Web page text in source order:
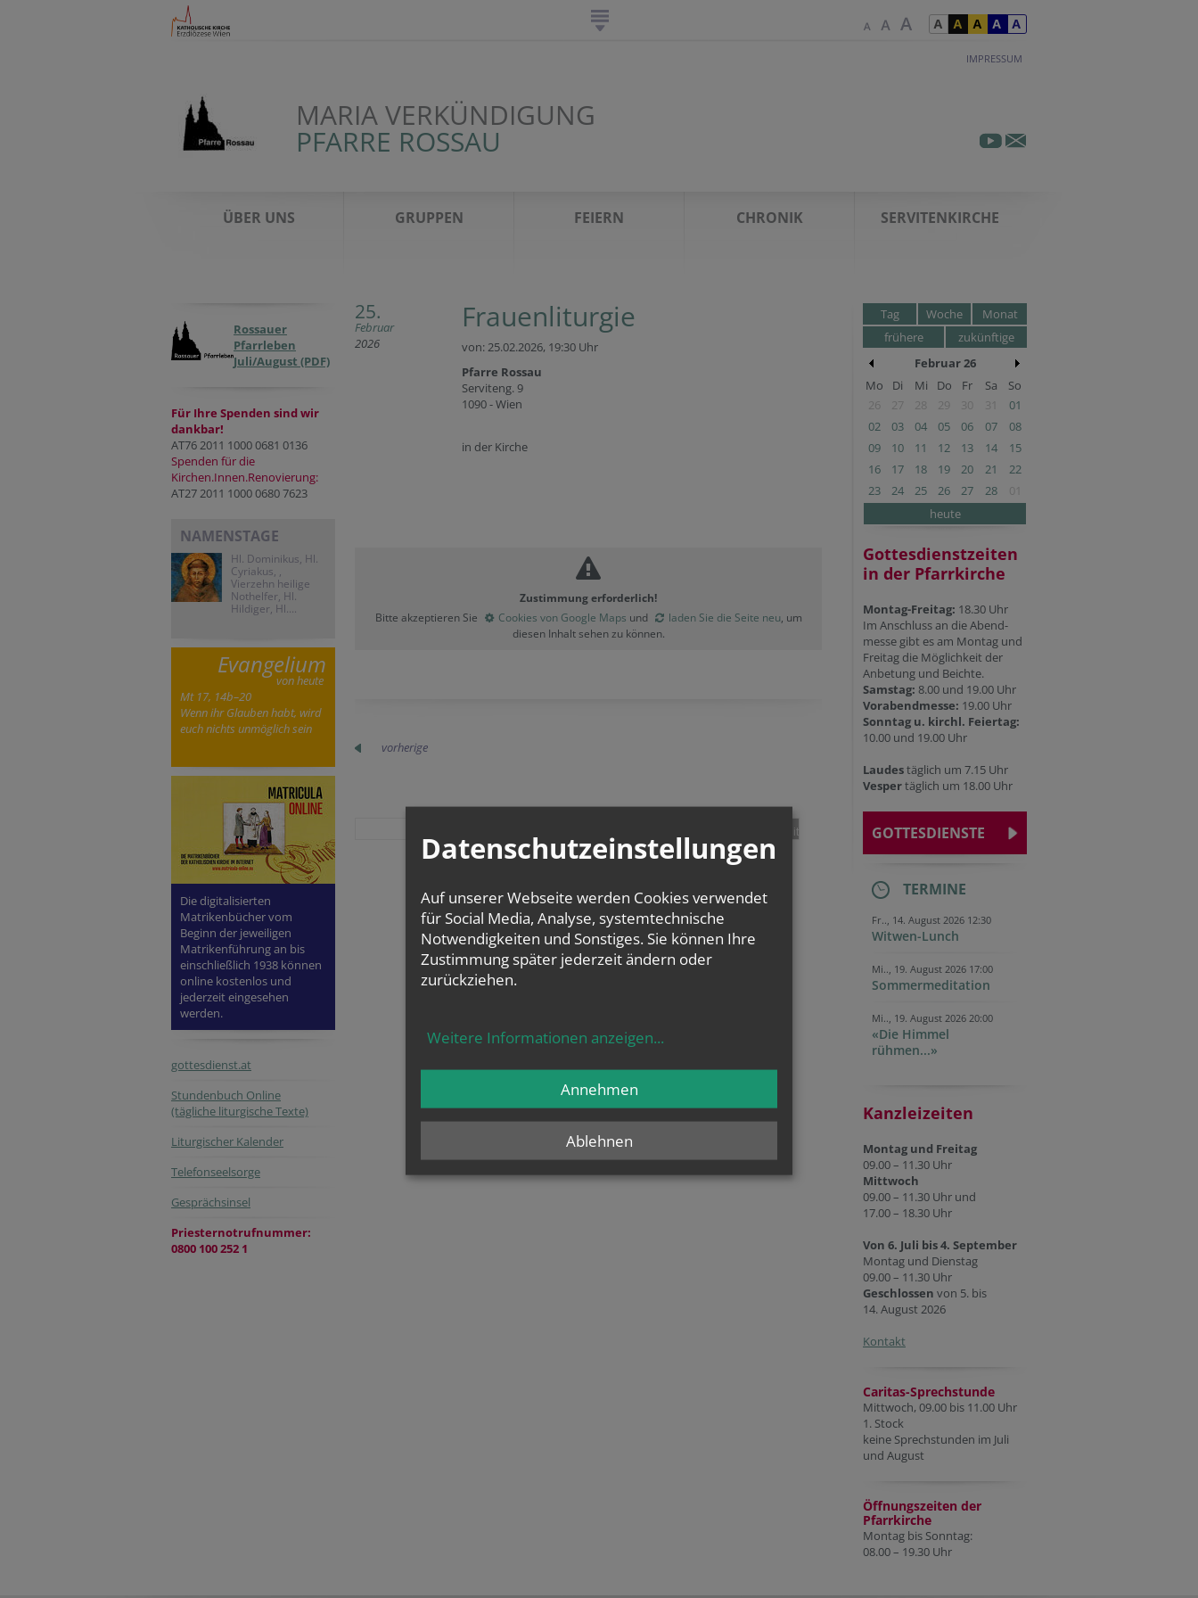
IMPRESSUM
MARIA VERKÜNDIGUNG
PFARRE ROSSAU
ÜBER UNS GRUPPEN FEIERN CHRONIK SERVITENKIRCHE
Rossauer
Pfarrleben
Juli/August (PDF)
Für Ihre Spenden sind wir
dankbar!
AT76 2011 1000 0681 0136
Spenden für die
Kirchen.Innen.Renovierung:
AT27 2011 1000 0680 7623
NAMENSTAGE
Hl. Dominikus, Hl.
Cyriakus, ,
Vierzehn heilige
Nothelfer, Hl.
Hildiger, Hl....
Evangelium
von heute
Mt 17, 14b–20
Wenn ihr Glauben habt, wird
euch nichts unmöglich sein
Die digitalisierten
Matrikenbücher vom
Beginn der jeweiligen
Matrikenführung an bis
einschließlich 1938 können
online kostenlos und
jederzeit eingesehen
werden.
gottesdienst.at
Stundenbuch Online
(tägliche liturgische Texte)
Liturgischer Kalender
Telefonseelsorge
Gesprächsinsel
Priesternotrufnummer:
0800 100 252 1
25.
Februar
2026
Frauenliturgie
von: 25.02.2026, 19:30 Uhr
Pfarre Rossau
Serviteng. 9
1090 - Wien
in der Kirche
Zustimmung erforderlich!
Bitte akzeptieren Sie
Cookies von Google Maps und laden Sie die Seite neu, um
diesen Inhalt sehen zu können.
vorherige
pin it
Tag Woche
Monat
frühere
zukünftige
Februar 26
Mo
Di Mi Do Fr Sa
So
26
27 28 29 30 31
01
02
03 04 05 06 07
08
09
10 11 12 13 14
15
16
17 18 19 20 21
22
23
24 25 26 27 28
01
heute
Gottesdienstzeiten
in der Pfarrkirche
Montag-Freitag: 18.30 Uhr
Im Anschluss an die Abend-
messe gibt es am Montag und
Freitag die Möglichkeit der
Anbetung und Beichte.
Samstag: 8.00 und 19.00 Uhr
Vorabendmesse: 19.00 Uhr
Sonntag u. kirchl. Feiertag:
10.00 und 19.00 Uhr
Laudestäglich um 7.15 Uhr
Vespertäglich um 18.00 Uhr
GOTTESDIENSTE
TERMINE
Fr.., 14. August 2026 12:30
Witwen-Lunch
Mi.., 19. August 2026 17:00
Sommermeditation
Mi.., 19. August 2026 20:00
«Die Himmel
rühmen...»
Kanzleizeiten
Montag und Freitag
09.00 – 11.30 Uhr
Mittwoch
09.00 – 11.30 Uhr und
17.00 – 18.30 Uhr
Von 6. Juli bis 4. September
Montag und Dienstag
09.00 – 11.30 Uhr
Geschlossen von 5. bis
14. August 2026
Kontakt
Caritas-Sprechstunde
Mittwoch, 09.00 bis 11.00 Uhr
1. Stock
keine Sprechstunden im Juli
und August
Öffnungszeiten der
Pfarrkirche
Montag bis Sonntag:
08.00 – 19.30 Uhr
Datenschutzeinstellungen
Auf unserer Webseite werden Cookies verwendet
für Social Media, Analyse, systemtechnische
Notwendigkeiten und Sonstiges. Sie können Ihre
Zustimmung später jederzeit ändern oder
zurückziehen.
Weitere Informationen anzeigen...
Ablehnen
Annehmen